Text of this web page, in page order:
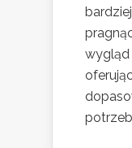
wygląd